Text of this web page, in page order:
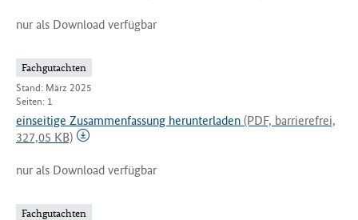
nur als Download verfügbar
Fachgutachten
Stand: März 2025
Seiten: 1
einseitige Zusammenfassung herunterladen (PDF, barrierefrei,
327,05 KB)
nur als Download verfügbar
Fachgutachten